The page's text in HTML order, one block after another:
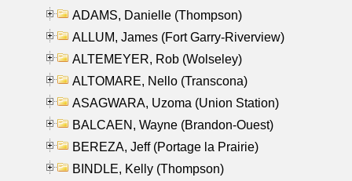
ADAMS, Danielle (Thompson)
ALLUM, James (Fort Garry-Riverview)
ALTEMEYER, Rob (Wolseley)
ALTOMARE, Nello (Transcona)
ASAGWARA, Uzoma (Union Station)
BALCAEN, Wayne (Brandon-Ouest)
BEREZA, Jeff (Portage la Prairie)
BINDLE, Kelly (Thompson)